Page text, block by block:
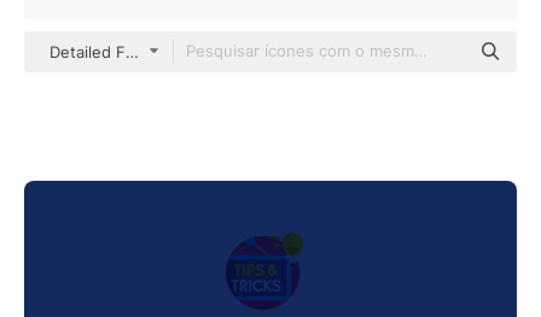
Detailed Flat Circular Flat